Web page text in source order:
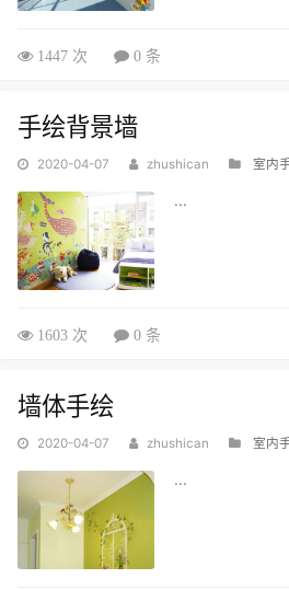
1447 次 0 条
手绘背景墙
2020-04-07 zhushican 室内
...
1603 次 0 条
墙体手绘
2020-04-07 zhushican 室内
...